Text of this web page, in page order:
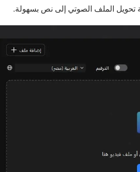
تحويل الملف الصوتي إلى نص بسهولة.